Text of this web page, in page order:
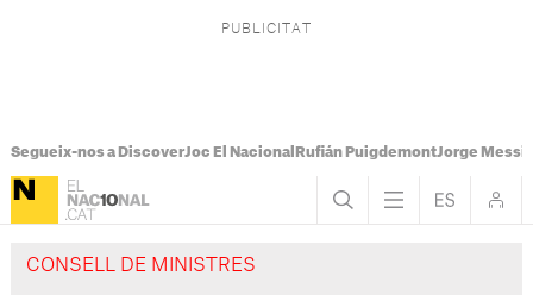
Segueix-nos a DiscoverJoc El Nacional Rufián PuigdemontJorge Messi
CONSELL DE MINISTRES